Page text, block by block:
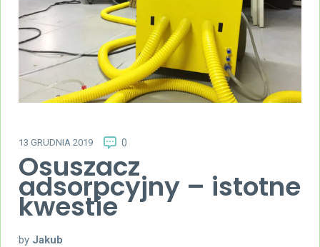
13 GRUDNIA 2019 0
Osuszacz
adsorpcyjny – istotne
kwestie
by Jakub